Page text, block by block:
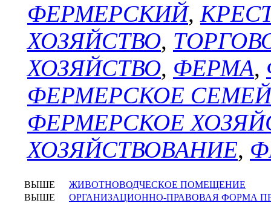
ФЕРМЕРСКИЙ,
ХОЗЯЙСТВО,
ХОЗЯЙСТВО, ФЕРМА,
ФЕРМЕРСКОЕ
ФЕРМЕРСКОЕ
ХОЗЯЙСТВОВАНИЕ,
ВЫШЕ
ЖИВОТНОВОДЧЕСКОЕ ПОМЕЩЕНИЕ
ВЫШЕ
ОРГАНИЗАЦИОННО-ПРАВОВАЯ ФОРМА